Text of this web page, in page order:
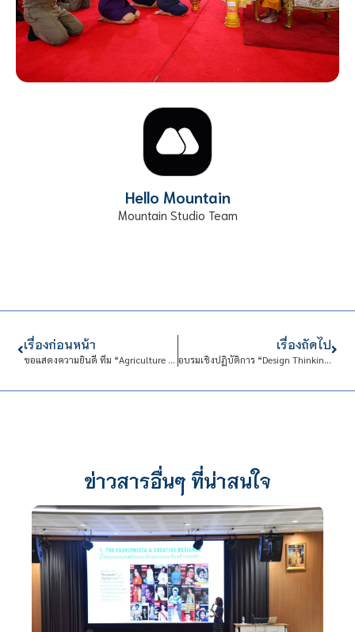
Hello Mountain
Mountain Studio Team
เรื่องก่อนหน้า
ขอแสดงความยินดี ทีม “Agriculture Innovative CDTI”
เรื่องถัดไป
อบรมเชิงปฏิบัติการ “Design Thinking”
ข่าวสารอื่นๆ ที่น่าสนใจ